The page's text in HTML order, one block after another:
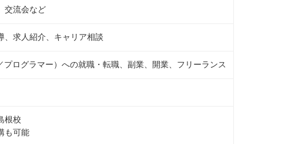
交流会など
、求人紹介、キャリア相談
プログラマー）への就職・転職、副業、開業、フリーランス
根校
も可能